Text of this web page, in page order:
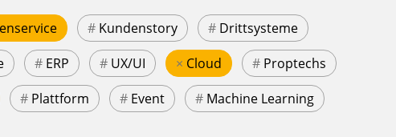
# Kundenstory # Drittsysteme
# ERP # UX/UI × Cloud # Proptechs
# Plattform # Event # Machine Learning